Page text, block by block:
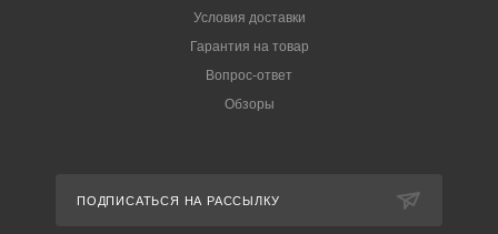
Условия доставки
Гарантия на товар
Вопрос-ответ
Обзоры
ПОДПИСАТЬСЯ НА РАССЫЛКУ